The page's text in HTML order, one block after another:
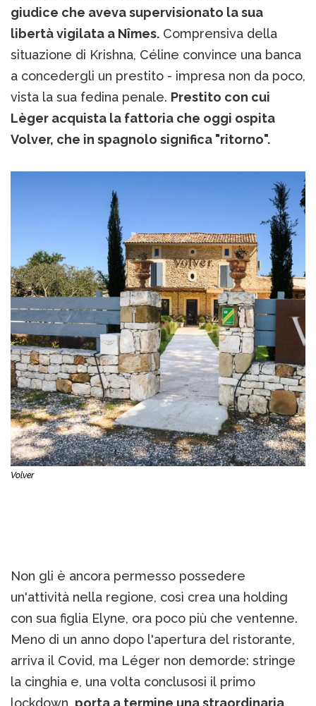
giudice che aveva supervisionato la sua
libertà vigilata a Nîmes. Comprensiva della
situazione di Krishna, Céline convince una banca
a concedergli un prestito - impresa non da poco,
vista la sua fedina penale. Prestito con cui
Lèger acquista la fattoria che oggi ospita
Volver, che in spagnolo significa "ritorno".
Volver
Non gli è ancora permesso possedere
un'attività nella regione, così crea una holding
con sua figlia Elyne, ora poco più che ventenne.
Meno di un anno dopo l'apertura del ristorante,
arriva il Covid, ma Léger non demorde: stringe
la cinghia e, una volta conclusosi il primo